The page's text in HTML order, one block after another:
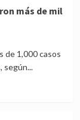
más de mil
de 1,000 casos
según...